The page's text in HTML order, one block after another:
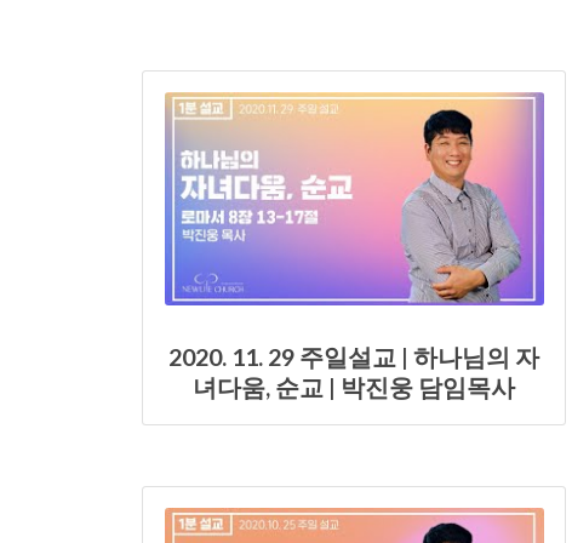
2020. 11. 29 주일설교 | 하나님의 자
녀다움, 순교 | 박진웅 담임목사